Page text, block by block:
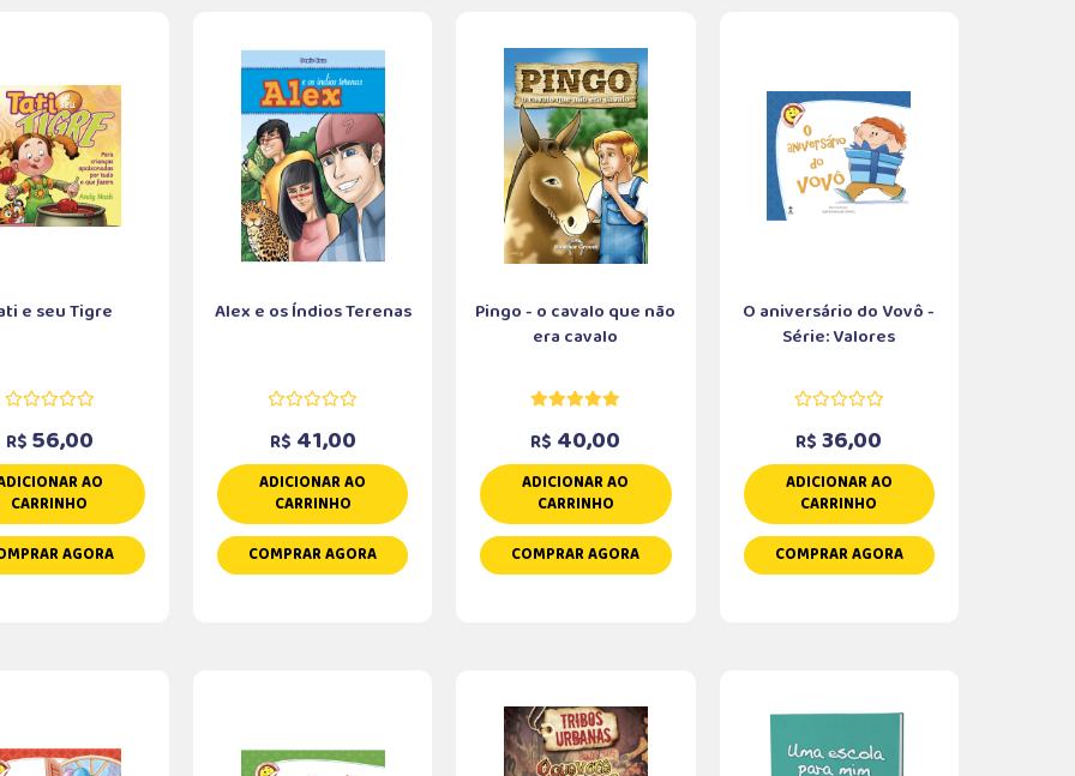
e seu Tigre
R$ 56,00
AO
CARRINHO
AGORA
Alex e os Índios Terenas
R$ 41,00
ADICIONAR AO
CARRINHO
COMPRAR AGORA
Pingo - o cavalo que não
era cavalo
R$ 40,00
ADICIONAR AO
CARRINHO
COMPRAR AGORA
O aniversário do Vovô -
Série: Valores
R$ 36,00
ADICIONAR AO
CARRINHO
COMPRAR AGORA